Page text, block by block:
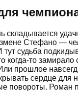
складывается
Стефано —
тут судьба
когда-то
прошлое
сердце для
повороты.